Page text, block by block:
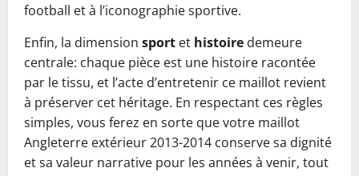
football et à l’iconographie sportive.
Enfin, la dimension sport et histoire demeure
centrale: chaque pièce est une histoire racontée
par le tissu, et l’acte d’entretenir ce maillot revient
à préserver cet héritage. En respectant ces règles
simples, vous ferez en sorte que votre maillot
Angleterre extérieur 2013-2014 conserve sa dignité
et sa valeur narrative pour les années à venir, tout